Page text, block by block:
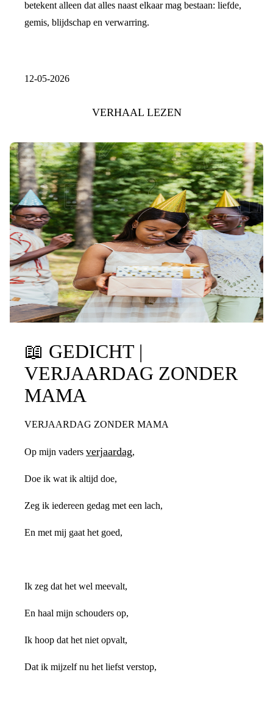
betekent alleen dat alles naast elkaar mag bestaan: liefde,
gemis, blijdschap en verwarring.
12-05-2026
VERHAAL LEZEN
📖 GEDICHT |
VERJAARDAG ZONDER
MAMA
VERJAARDAG ZONDER MAMA
Op mijn vaders verjaardag,
Doe ik wat ik altijd doe,
Zeg ik iedereen gedag met een lach,
En met mij gaat het goed,
Ik zeg dat het wel meevalt,
En haal mijn schouders op,
Ik hoop dat het niet opvalt,
Dat ik mijzelf nu het liefst verstop,